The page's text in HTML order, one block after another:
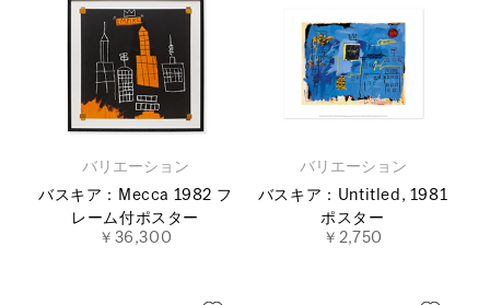
バリエーション
バスキア：Mecca 1982 フ
レーム付ポスター
￥36,300
バリエーション
バスキア：Untitled, 1981
ポスター
￥2,750